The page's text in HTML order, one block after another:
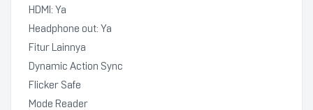
HDMI: Ya
Headphone out: Ya
Fitur Lainnya
Dynamic Action Sync
Flicker Safe
Mode Reader